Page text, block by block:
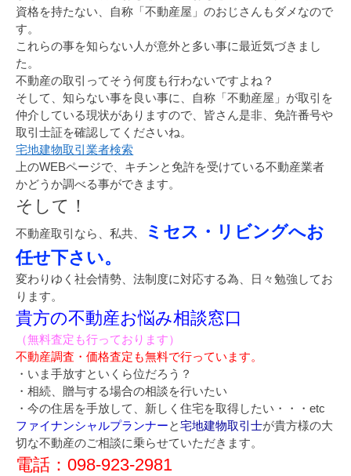
資格を持たない、自称「不動産屋」のおじさんもダメなので
す。
これらの事を知らない人が意外と多い事に最近気づきまし
た。
不動産の取引ってそう何度も行わないですよね？
そして、知らない事を良い事に、自称「不動産屋」が取引を
仲介している現状がありますので、皆さん是非、免許番号や
取引士証を確認してくださいね。
宅地建物取引業者検索
上のWEBページで、キチンと免許を受けている不動産業者
かどうか調べる事ができます。
そして！
不動産取引なら、私共、
ミセス・リビングへお
任せ下さい。
変わりゆく社会情勢、法制度に対応する為、日々勉強してお
ります。
貴方の不動産お悩み相談窓口
（無料査定も行っております）
不動産調査・価格査定も無料で行っています。
・いま手放すといくら位だろう？
・相続、贈与する場合の相談を行いたい
・今の住居を手放して、新しく住宅を取得したい・・・etc
ファイナンシャルプランナーと宅地建物取引士が貴方様の大
切な不動産のご相談に乗らせていただきます。
電話：098-923-2981